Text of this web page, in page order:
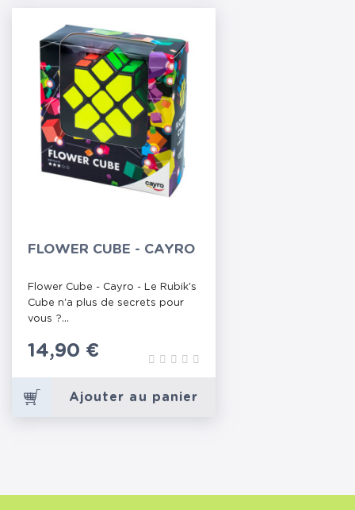
FLOWER CUBE - CAYRO
Flower Cube - Cayro - Le Rubik's
Cube n'a plus de secrets pour
vous ?...
Prix
14,90 €
Ajouter au panier